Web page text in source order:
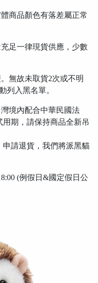
商品顏色有落差屬正常
足一律現貨供應，少數
無故未取貨2次或不明
列入黑名單。
境內配合中華民國法
期，請保持商品全新吊
請退貨，我們將派黑貓
(例假日&國定假日公